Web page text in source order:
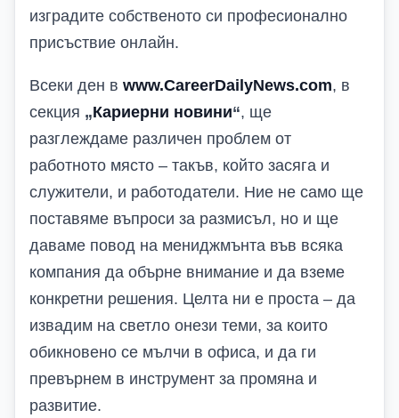
изградите собственото си професионално
присъствие онлайн.
Всеки ден в www.CareerDailyNews.com, в
секция „Кариерни новини“, ще
разглеждаме различен проблем от
работното място – такъв, който засяга и
служители, и работодатели. Ние не само ще
поставяме въпроси за размисъл, но и ще
даваме повод на мениджмънта във всяка
компания да обърне внимание и да вземе
конкретни решения. Целта ни е проста – да
извадим на светло онези теми, за които
обикновено се мълчи в офиса, и да ги
превърнем в инструмент за промяна и
развитие.